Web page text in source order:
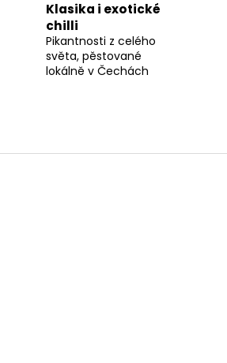
Klasika i exotické
chilli
Pikantnosti z celého
světa, pěstované
lokálně v Čechách